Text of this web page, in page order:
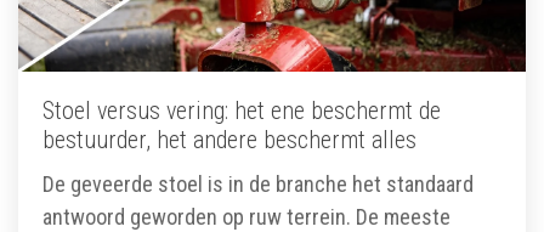
Stoel versus vering: het ene beschermt de
bestuurder, het andere beschermt alles
De geveerde stoel is in de branche het standaard
antwoord geworden op ruw terrein. De meeste